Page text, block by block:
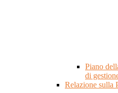
Piano
di
Relazione sulla